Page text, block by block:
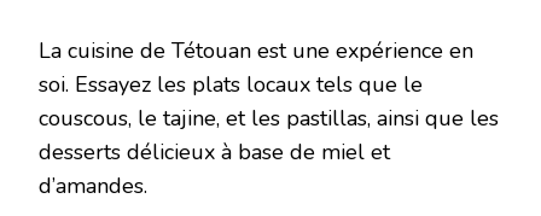
La cuisine de Tétouan est une expérience en
soi. Essayez les plats locaux tels que le
couscous, le tajine, et les pastillas, ainsi que les
desserts délicieux à base de miel et
d’amandes.